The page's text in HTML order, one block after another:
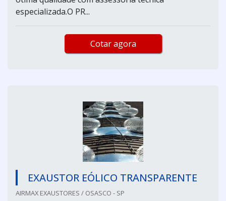
especializada.O PR...
Cotar agora
EXAUSTOR EÓLICO TRANSPARENTE
AIRMAX EXAUSTORES / OSASCO - SP